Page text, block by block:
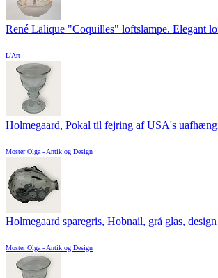
René Lalique "Coquilles" loftslampe. Elegant
L'Art
Holmegaard, Pokal til fejring af USA's
Moster Olga - Antik og Design
Holmegaard sparegris, Hobnail, grå glas,
Moster Olga - Antik og Design